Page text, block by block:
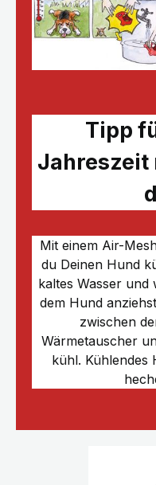
Tipp
Jahreszeit
Mit einem Air-
du Deinen Hund
kaltes Wasser und
dem Hund
zwischen
Wärmetauscher
kühl. Kühlendes
Bildergalerie